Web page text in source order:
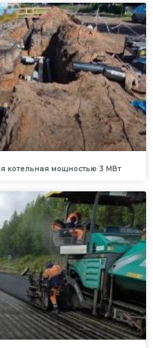
котельная мощностью 3 МВт